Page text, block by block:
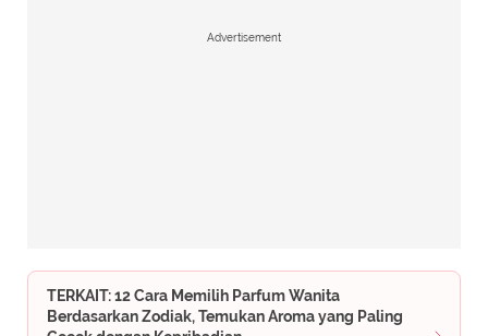
Advertisement
TERKAIT: 12 Cara Memilih Parfum Wanita
Berdasarkan Zodiak, Temukan Aroma yang Paling